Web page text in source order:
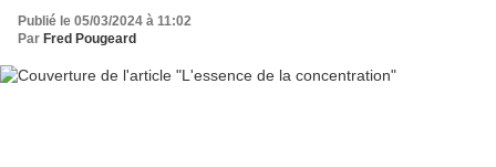
Publié le 05/03/2024 à 11:02
Par Fred Pougeard